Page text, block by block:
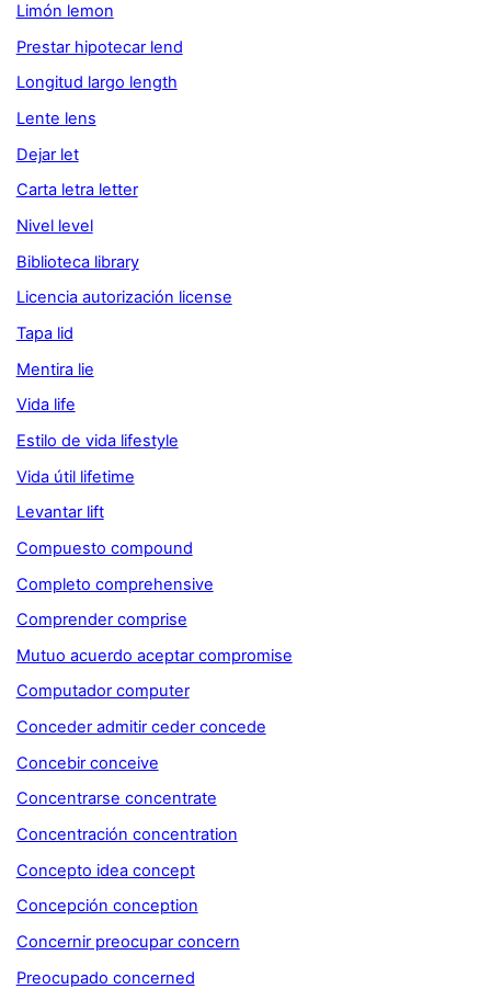
Limón lemon
Prestar hipotecar lend
Longitud largo length
Lente lens
Dejar let
Carta letra letter
Nivel level
Biblioteca library
Licencia autorización license
Tapa lid
Mentira lie
Vida life
Estilo de vida lifestyle
Vida útil lifetime
Levantar lift
Compuesto compound
Completo comprehensive
Comprender comprise
Mutuo acuerdo aceptar compromise
Computador computer
Conceder admitir ceder concede
Concebir conceive
Concentrarse concentrate
Concentración concentration
Concepto idea concept
Concepción conception
Concernir preocupar concern
Preocupado concerned